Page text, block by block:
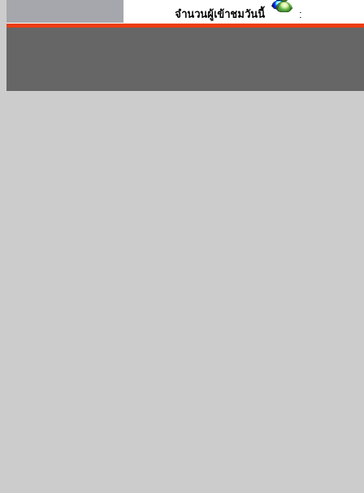
จำนวนผู้เข้าชมวันนี้ :